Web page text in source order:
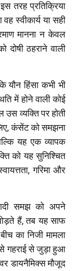
तरह प्रतिक्रिया
स्वीकार्य या सही
मानना न केवल
ठहराने वाली
यौन हिंसा कभी भी
में होने वाली कोई
उस व्यक्ति पर होती
कंसेंट को समझना
यह एक व्यापक
को यह सुनिश्चित
गरिमा और
समझ को अपने
हैं, तब यह साफ
का निजी मामला
गहराई से जुड़ा हुआ
डायनैमिक्स मौजूद